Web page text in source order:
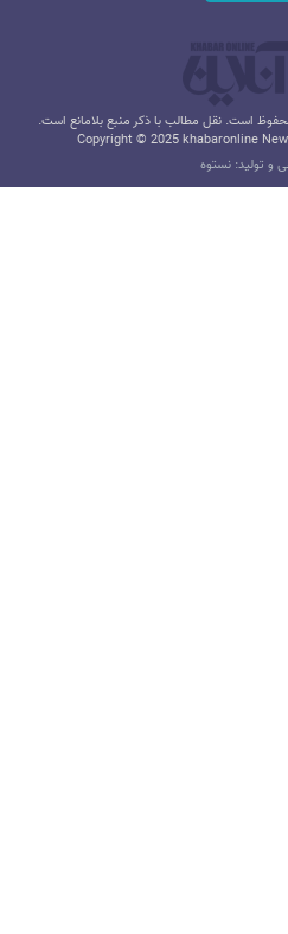
است. نقل مطالب با ذکر منبع بلامانع است.
Copyright © 2025 khabaronline
و تولید: نستوه